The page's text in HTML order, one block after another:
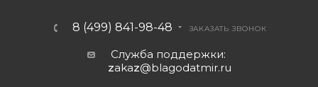
8 (499) 841-98-48 ЗАКАЗАТЬ ЗВОНОК
Служба поддержки:
zakaz@blagodatmir.ru